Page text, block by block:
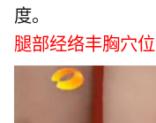
度。
腿部经络丰胸穴位